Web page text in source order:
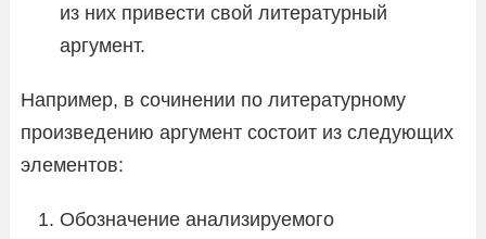
из них привести свой литературный
аргумент.
Например, в сочинении по литературному
произведению аргумент состоит из следующих
элементов:
Обозначение анализируемого